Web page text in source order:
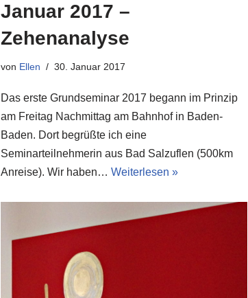
Januar 2017 –
Zehenanalyse
von Ellen 30. Januar 2017
Das erste Grundseminar 2017 begann im Prinzip
am Freitag Nachmittag am Bahnhof in Baden-
Baden. Dort begrüßte ich eine
Seminarteilnehmerin aus Bad Salzuflen (500km
Anreise). Wir haben… Weiterlesen »